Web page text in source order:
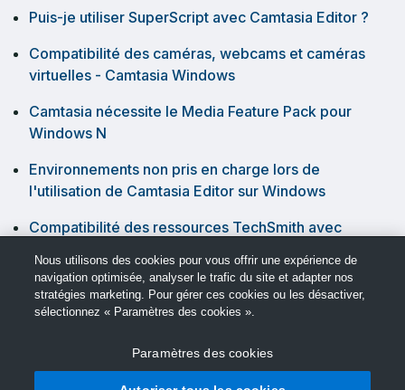
Puis-je utiliser SuperScript avec Camtasia Editor ?
Compatibilité des caméras, webcams et caméras
virtuelles - Camtasia Windows
Camtasia nécessite le Media Feature Pack pour
Windows N
Environnements non pris en charge lors de
l'utilisation de Camtasia Editor sur Windows
Compatibilité des ressources TechSmith avec
© Support TechSmith
Nous utilisons des cookies pour vous offrir une expérience de
navigation optimisée, analyser le trafic du site et adapter nos
stratégies marketing. Pour gérer ces cookies ou les désactiver,
sélectionnez « Paramètres des cookies ».
Paramètres des cookies